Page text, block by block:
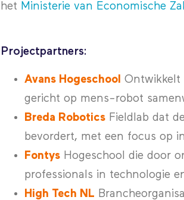
het Ministerie van Economische
Projectpartners:
Avans Hogeschool Ontwikkelt
gericht op mens-robot
Breda RoboticsFieldlab dat
bevordert, met een focus op
FontysHogeschool die door
professionals in technologie
High Tech NL